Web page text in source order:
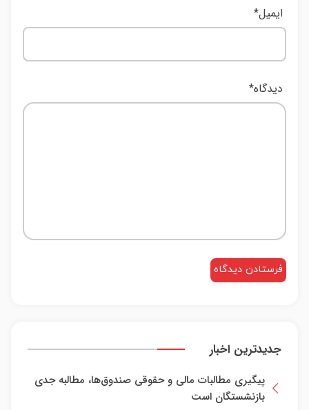
جدیدترین اخبار
پیگیری مطالبات مالی و حقوقی صندوق‌ها، مطالبه جدی
بازنشستگان است
دیدگاه*
ایمیل*